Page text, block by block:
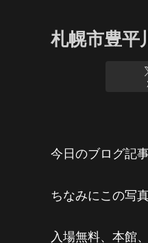
札幌市豊平
今日のブログ記
ちなみにこの写
入場無料、 本館